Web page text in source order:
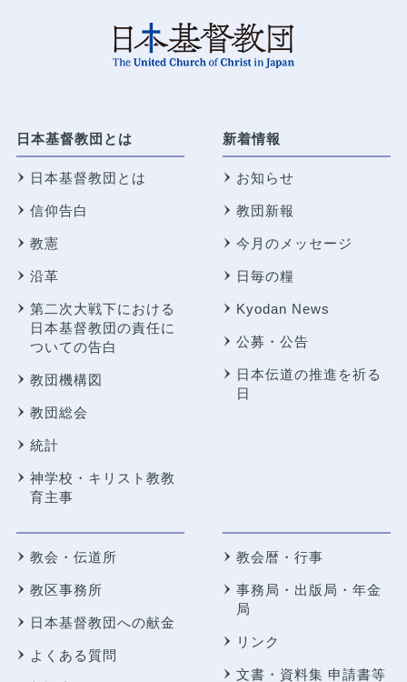
日本基督教団とは
日本基督教団とは
信仰告白
教憲
沿革
第二次大戦下における
日本基督教団の責任に
ついての告白
教団機構図
教団総会
統計
神学校・キリスト教教
育主事
新着情報
お知らせ
教団新報
今月のメッセージ
日毎の糧
Kyodan News
公募・公告
日本伝道の推進を祈る
日
教会・伝道所
教区事務所
日本基督教団への献金
よくある質問
教会暦・行事
事務局・出版局・年金
局
リンク
文書・資料集 申請書等